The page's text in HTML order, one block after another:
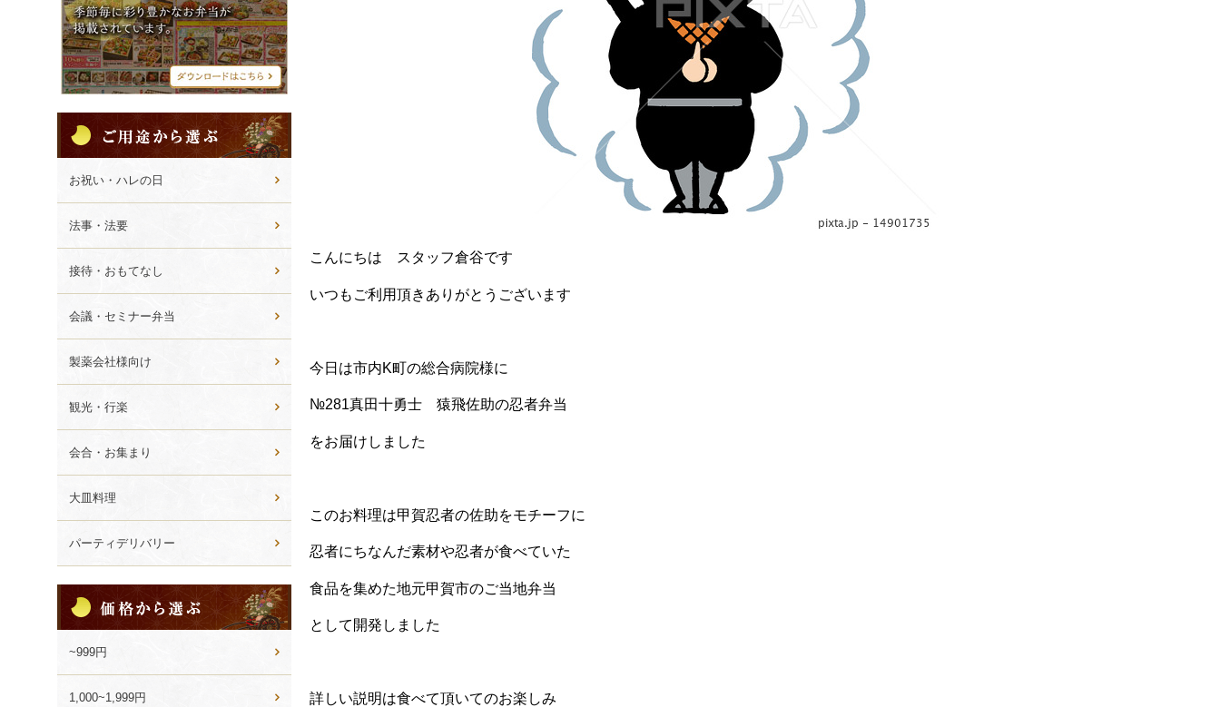
こんにちは スタッフ倉谷です
いつもご利用頂きありがとうございます
今日は市内K町の総合病院様に
№281真田十勇士 猿飛佐助の忍者弁当
をお届けしました
このお料理は甲賀忍者の佐助をモチーフに
忍者にちなんだ素材や忍者が食べていた
食品を集めた地元甲賀市のご当地弁当
として開発しました
詳しい説明は食べて頂いてのお楽しみ
メ
ニ
ュ
ー
用
途
か
ら
選
ぶ
お祝い・ハレの日
法事・法要
接待・おもてなし
会議・セミナー弁当
製薬会社様向け
観光・行楽
会合・お集まり
大皿料理
パーティデリバリー
格
か
ら
選
ぶ
~999円
1,000~1,999円